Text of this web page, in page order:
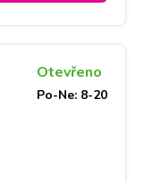
Otevřeno
Po-Ne: 8-20